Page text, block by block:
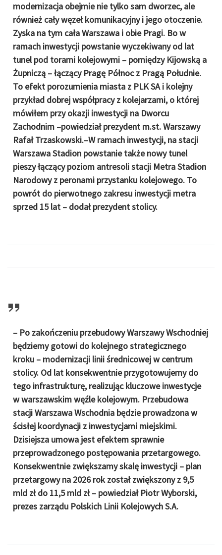
modernizacja obejmie nie tylko sam dworzec, ale
również cały węzeł komunikacyjny i jego otoczenie.
Zyska na tym cała Warszawa i obie Pragi. Bo w
ramach inwestycji powstanie wyczekiwany od lat
tunel pod torami kolejowymi – pomiędzy Kijowską a
Żupniczą – łączący Pragę Północ z Pragą Południe.
To efekt porozumienia miasta z PLK SA i kolejny
przykład dobrej współpracy z kolejarzami, o której
mówiłem przy okazji inwestycji na Dworcu
Zachodnim –powiedział prezydent m.st. Warszawy
Rafał Trzaskowski.–W ramach inwestycji, na stacji
Warszawa Stadion powstanie także nowy tunel
pieszy łączący poziom antresoli stacji Metra Stadion
Narodowy z peronami przystanku kolejowego. To
powrót do pierwotnego zakresu inwestycji metra
sprzed 15 lat – dodał prezydent stolicy.
– Po zakończeniu przebudowy Warszawy Wschodniej
będziemy gotowi do kolejnego strategicznego
kroku – modernizacji linii średnicowej w centrum
stolicy. Od lat konsekwentnie przygotowujemy do
tego infrastrukturę, realizując kluczowe inwestycje
w warszawskim węźle kolejowym. Przebudowa
stacji Warszawa Wschodnia będzie prowadzona w
ścisłej koordynacji z inwestycjami miejskimi.
Dzisiejsza umowa jest efektem sprawnie
przeprowadzonego postępowania przetargowego.
Konsekwentnie zwiększamy skalę inwestycji – plan
przetargowy na 2026 rok został zwiększony z 9,5
mld zł do 11,5 mld zł – powiedział Piotr Wyborski,
prezes zarządu Polskich Linii Kolejowych S.A.